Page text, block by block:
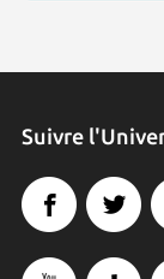
Suivre